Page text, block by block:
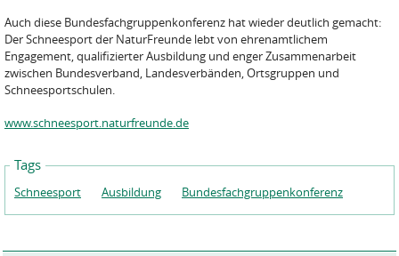
Auch diese Bundesfachgruppenkonferenz hat wieder deutlich gemacht:
Der Schneesport der NaturFreunde lebt von ehrenamtlichem
Engagement, qualifizierter Ausbildung und enger Zusammenarbeit
zwischen Bundesverband, Landesverbänden, Ortsgruppen und
Schneesportschulen.
www.schneesport.naturfreunde.de
Tags
Schneesport Ausbildung Bundesfachgruppenkonferenz